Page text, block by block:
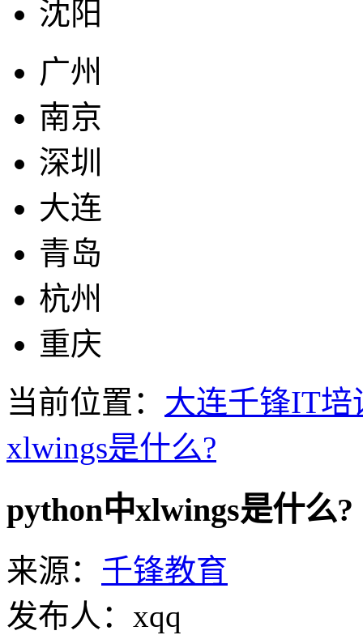
沈阳
广州
南京
深圳
大连
青岛
杭州
重庆
当前位置： 大连千锋IT培
xlwings是什么?
python中xlwings是什么?
来源： 千锋教育
发布人：xqq